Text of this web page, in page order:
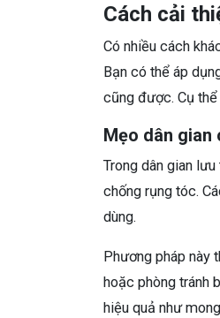
Cách cải
Có nhiều cách
Bạn có thể áp
cũng được. Cụ
Mẹo dân gian
Trong dân gian
chống rụng tóc.
dùng.
Phương pháp này
hoặc phòng tránh
hiệu quả như